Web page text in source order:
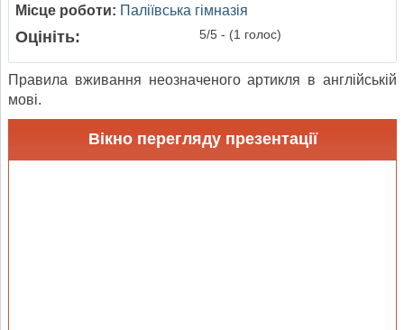
Місце роботи: Паліївська гімназія
Оцініть: 5/5 - (1 голос)
Правила вживання неозначеного артикля в англійській
мові.
Вікно перегляду презентації